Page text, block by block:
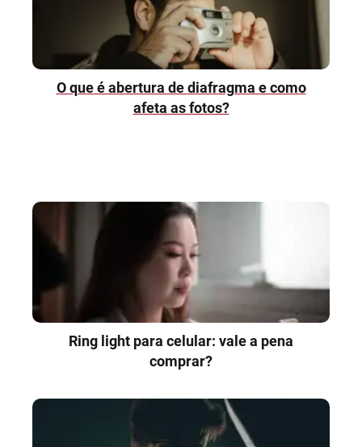
O que é abertura de diafragma e como
afeta as fotos?
Ring light para celular: vale a pena
comprar?